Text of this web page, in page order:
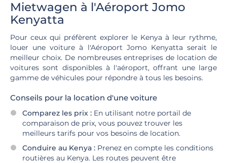
Mietwagen à l'Aéroport Jomo
Kenyatta
Pour ceux qui préfèrent explorer le Kenya à leur rythme,
louer une voiture à l'Aéroport Jomo Kenyatta serait le
meilleur choix. De nombreuses entreprises de location de
voitures sont disponibles à l'aéroport, offrant une large
gamme de véhicules pour répondre à tous les besoins.
Conseils pour la location d'une voiture
Comparez les prix : En utilisant notre portail de
comparaison de prix, vous pouvez trouver les
meilleurs tarifs pour vos besoins de location.
Conduire au Kenya : Prenez en compte les conditions
routières au Kenya. Les routes peuvent être